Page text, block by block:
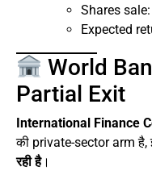
Shares
Expected
World
Partial Exit
International Finance
की private-sector arm है,
रही है।